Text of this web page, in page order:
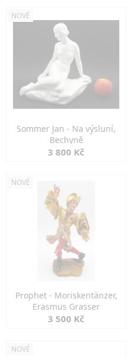
NOVÉ
Sommer Jan - Na výsluní,
Bechyně
3 800 Kč
NOVÉ
Prophet - Moriskentänzer,
Erasmus Grasser
3 500 Kč
NOVÉ